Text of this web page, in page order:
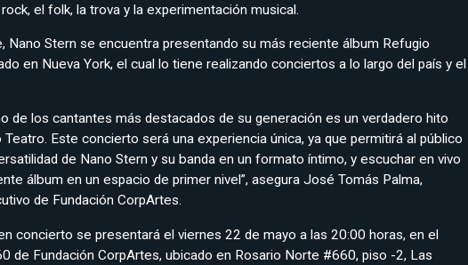
el folk, la trova y la experimentación musical.
Nano Stern se encuentra presentando su más reciente álbum Refugio
en Nueva York, el cual lo tiene realizando conciertos a lo largo del país y el
de los cantantes más destacados de su generación es un verdadero hito
Teatro. Este concierto será una experiencia única, ya que permitirá al público
de Nano Stern y su banda en un formato íntimo, y escuchar en vivo
álbum en un espacio de primer nivel”, asegura José Tomás Palma,
de Fundación CorpArtes.
concierto se presentará el viernes 22 de mayo a las 20:00 horas, en el
de Fundación CorpArtes, ubicado en Rosario Norte #660, piso -2, Las